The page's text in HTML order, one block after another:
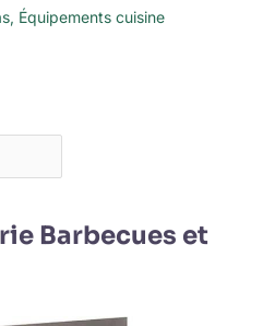
, Équipements cuisine
Barbecues et